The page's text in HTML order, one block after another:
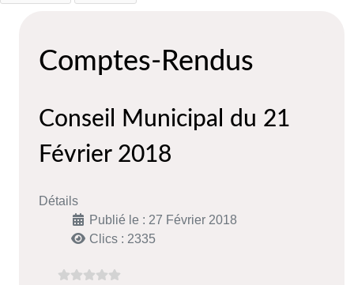
Comptes-Rendus
Conseil Municipal du 21
Février 2018
Détails
Publié le : 27 Février 2018
Clics : 2335